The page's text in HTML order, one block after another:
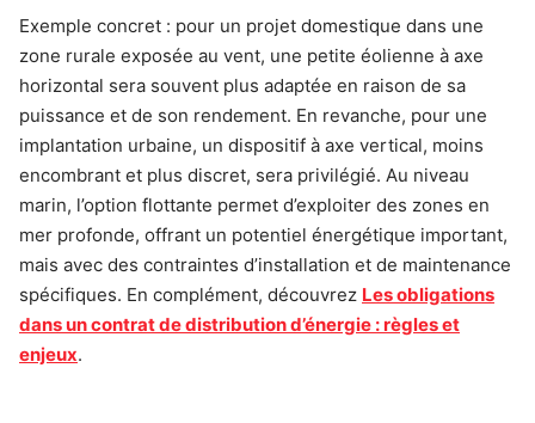
Exemple concret : pour un projet domestique dans une
zone rurale exposée au vent, une petite éolienne à axe
horizontal sera souvent plus adaptée en raison de sa
puissance et de son rendement. En revanche, pour une
implantation urbaine, un dispositif à axe vertical, moins
encombrant et plus discret, sera privilégié. Au niveau
marin, l’option flottante permet d’exploiter des zones en
mer profonde, offrant un potentiel énergétique important,
mais avec des contraintes d’installation et de maintenance
spécifiques. En complément, découvrez Les obligations
dans un contrat de distribution d’énergie : règles et
enjeux.